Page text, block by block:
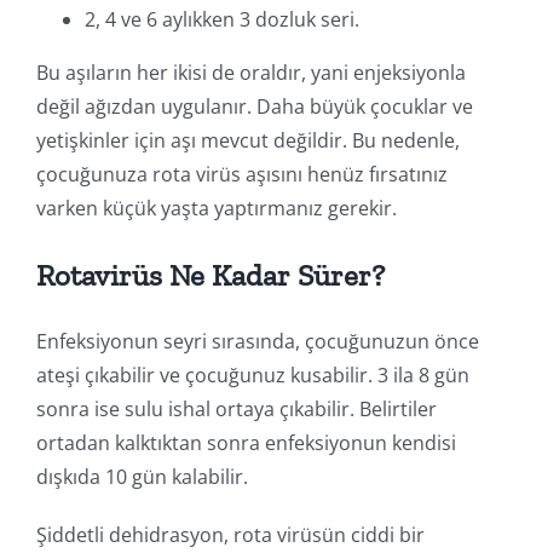
2, 4 ve 6 aylıkken 3 dozluk seri.
Bu aşıların her ikisi de oraldır, yani enjeksiyonla
değil ağızdan uygulanır. Daha büyük çocuklar ve
yetişkinler için aşı mevcut değildir. Bu nedenle,
çocuğunuza rota virüs aşısını henüz fırsatınız
varken küçük yaşta yaptırmanız gerekir.
Rotavirüs Ne Kadar Sürer?
Enfeksiyonun seyri sırasında, çocuğunuzun önce
ateşi çıkabilir ve çocuğunuz kusabilir. 3 ila 8 gün
sonra ise sulu ishal ortaya çıkabilir. Belirtiler
ortadan kalktıktan sonra enfeksiyonun kendisi
dışkıda 10 gün kalabilir.
Şiddetli dehidrasyon, rota virüsün ciddi bir